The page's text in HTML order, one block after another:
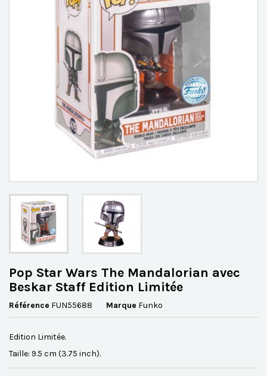
Pop Star Wars The Mandalorian avec
Beskar Staff Edition Limitée
Référence FUN55688 Marque Funko
Edition Limitée.
Taille: 9.5 cm (3.75 inch).